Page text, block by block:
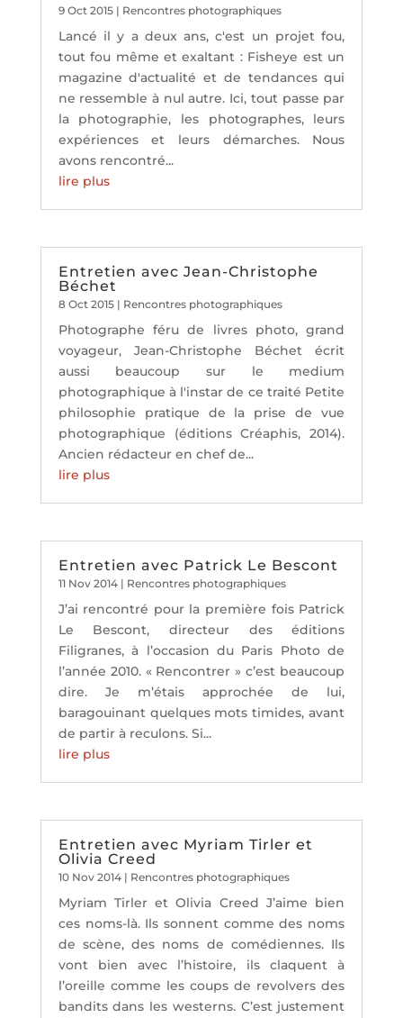
9 Oct 2015| Rencontres photographiques
Lancé il y a deux ans, c'est un projet fou,
tout fou même et exaltant : Fisheye est un
magazine d'actualité et de tendances qui
ne ressemble à nul autre. Ici, tout passe par
la photographie, les photographes, leurs
expériences et leurs démarches. Nous
avons rencontré...
lire plus
Entretien avec Jean-Christophe
Béchet
8 Oct 2015| Rencontres photographiques
Photographe féru de livres photo, grand
voyageur, Jean-Christophe Béchet écrit
aussi beaucoup sur le medium
photographique à l'instar de ce traité Petite
philosophie pratique de la prise de vue
photographique (éditions Créaphis, 2014).
Ancien rédacteur en chef de...
lire plus
Entretien avec Patrick Le Bescont
11 Nov 2014| Rencontres photographiques
J’ai rencontré pour la première fois Patrick
Le Bescont, directeur des éditions
Filigranes, à l’occasion du Paris Photo de
l’année 2010. « Rencontrer » c’est beaucoup
dire. Je m’étais approchée de lui,
baragouinant quelques mots timides, avant
de partir à reculons. Si...
lire plus
Entretien avec Myriam Tirler et
Olivia Creed
10 Nov 2014| Rencontres photographiques
Myriam Tirler et Olivia Creed J’aime bien
ces noms-là. Ils sonnent comme des noms
de scène, des noms de comédiennes. Ils
vont bien avec l’histoire, ils claquent à
l’oreille comme les coups de revolvers des
bandits dans les westerns. C’est justement